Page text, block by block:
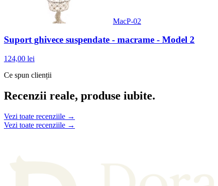
MacP-02
Suport ghivece suspendate - macrame - Model 2
124,00 lei
Ce spun clienții
Recenzii reale, produse iubite.
Vezi toate recenziile →
Vezi toate recenziile →